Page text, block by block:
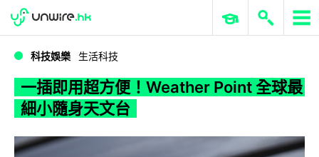
WWDC 2026 ERP 與商業 AI
科技娛樂 生活科技
一插即用超方便！Weather Point 全球最
細小隨身天文台